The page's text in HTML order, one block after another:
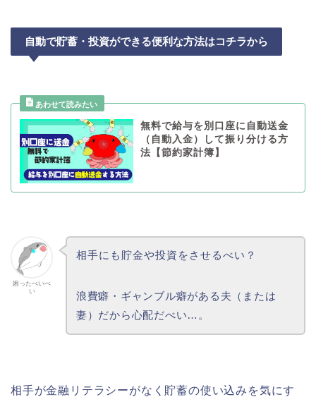
自動で貯蓄・投資ができる便利な方法はコチラから
無料で給与を別口座に自動送金
（自動入金）して振り分ける方
法【節約家計簿】
困ったべいべ
い
相手にも貯金や投資をさせるべい？
浪費癖・ギャンブル癖がある夫（または
妻）だから心配だべい…。
相手が金融リテラシーがなく貯蓄の使い込みを気にす